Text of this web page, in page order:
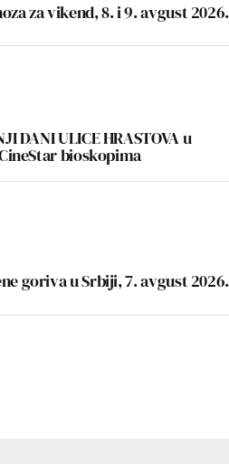
za vikend, 8. i 9. avgust 2026.
DANI ULICE HRASTOVA u
bioskopima
goriva u Srbiji, 7. avgust 2026.